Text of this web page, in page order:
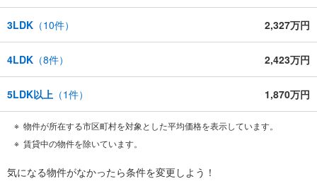
3LDK （10件） 2,327万円
4LDK （8件） 2,423万円
5LDK以上 （1件） 1,870万円
物件が所在する市区町村を対象とした平均価格を表示しています。
賃貸中の物件を除いています。
気になる物件がなかったら条件を変更しよう！